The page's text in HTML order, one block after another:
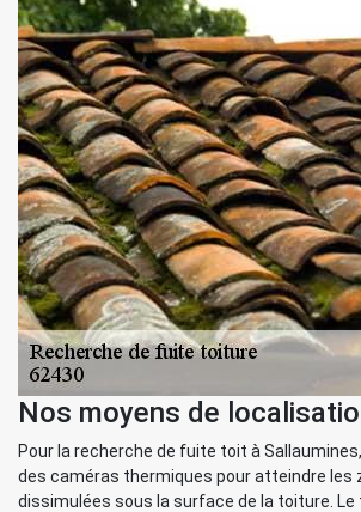
Nos moyens de
Pour la recherche de fuite toit à
des caméras thermiques pour atteindre les
dissimulées sous la surface de la toiture.